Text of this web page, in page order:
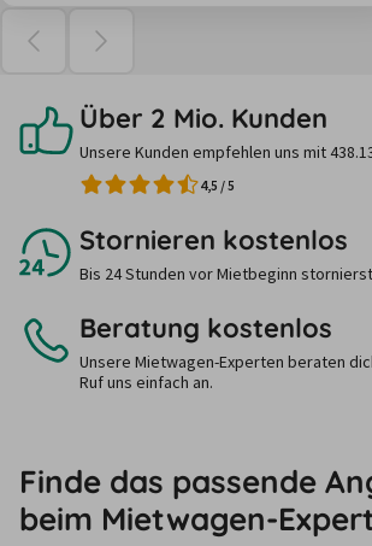
Über 2 Mio. Kunden
Unsere Kunden empfehlen uns mit
4,5 /5
Stornieren kostenlos
Bis 24 Stunden vor Mietbeginn
Beratung kostenlos
Unsere Mietwagen-Experten beraten
Ruf uns einfach an.
Finde das passende
beim Mietwagen-